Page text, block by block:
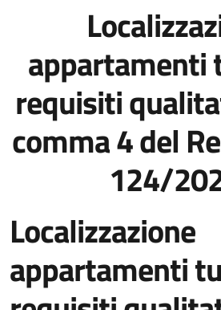
appartamenti
requisiti
comma 4 del
124/
Localizzazione
appartamenti